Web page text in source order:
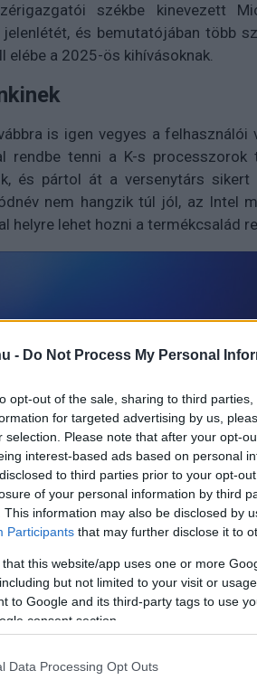
- Do Not Process My Personal
opt-out of the sale, sharing to third
for targeted advertising by us,
selection. Please note that after your opt-
interest-based ads based on personal
to third parties prior to your opt-
of your personal information by third
This information may also be disclosed by
Participants that may further disclose it to
that this website/app uses one or more
but not limited to your visit or
to Google and its third-party tags to use
consent section.
Data Processing Opt Outs
székbe kinevezett
és bemutatójában több
a 2025-ös kihívásoknak.
is igen vegyes a felhasználói
rendbe tenni a K-s processzorok
és pártol át a versenytárs sikert
nem hangzik túl jól, az Intel
helyre lehet hozni a termékcsalád
melyek közül a HX-jelzésű